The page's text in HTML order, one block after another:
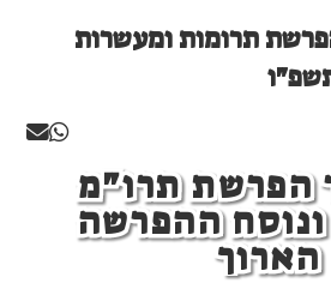
סדר הפרשת תרומות ומעשרות
הפרשת תרו"מ
ההפרשה
הארוך